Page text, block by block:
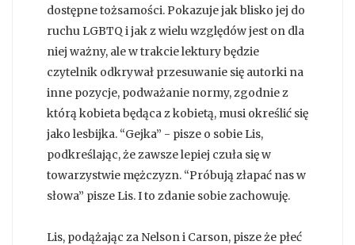
dostępne tożsamości. Pokazuje jak blisko jej do
ruchu LGBTQ i jak z wielu względów jest on dla
niej ważny, ale w trakcie lektury będzie
czytelnik odkrywał przesuwanie się autorki na
inne pozycje, podważanie normy, zgodnie z
którą kobieta będąca z kobietą, musi określić się
jako lesbijka. “Gejka” - pisze o sobie Lis,
podkreślając, że zawsze lepiej czuła się w
towarzystwie mężczyzn. “Próbują złapać nas w
słowa” pisze Lis. I to zdanie sobie zachowuję.
Lis, podążając za Nelson i Carson, pisze że płeć